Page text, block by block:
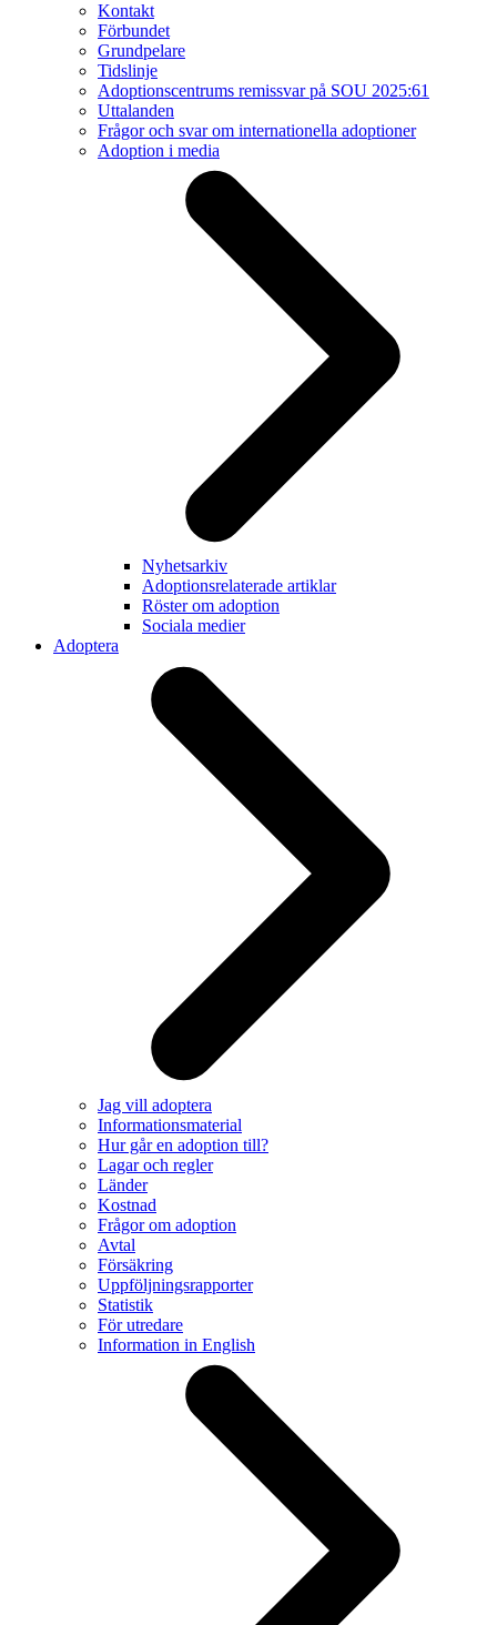
Kontakt
Förbundet
Grundpelare
Tidslinje
Adoptionscentrums remissvar på SOU 2025:61
Uttalanden
Frågor och svar om internationella adoptioner
Adoption i media
Nyhetsarkiv
Adoptionsrelaterade artiklar
Röster om adoption
Sociala medier
Adoptera
Jag vill adoptera
Informationsmaterial
Hur går en adoption till?
Lagar och regler
Länder
Kostnad
Frågor om adoption
Avtal
Försäkring
Uppföljningsrapporter
Statistik
För utredare
Information in English